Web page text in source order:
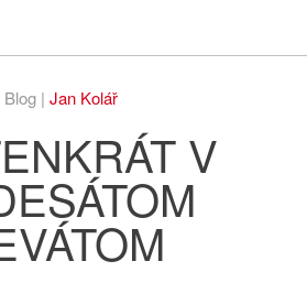
Blog | Jan Kolář
V